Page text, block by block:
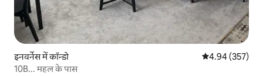
इनवर्नेस में कॉन्डो औसत रेटिंग 5 में से
4.94 (357)
10B... महल के पास